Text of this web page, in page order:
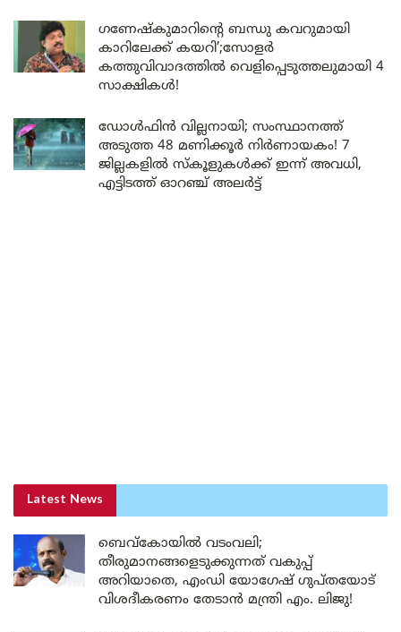
ഗണേഷ്കുമാറിന്റെ ബന്ധു കവറുമായി
കാറിലേക്ക് കയറി’;സോളർ
കത്തുവിവാദത്തിൽ വെളിപ്പെടുത്തലുമായി 4
സാക്ഷികൾ!
ഡോൾഫിൻ വില്ലനായി; സംസ്ഥാനത്ത്
അടുത്ത 48 മണിക്കൂർ നിർണായകം! 7
ജില്ലകളിൽ സ്കൂളുകൾക്ക് ഇന്ന് അവധി,
എട്ടിടത്ത് ഓറഞ്ച് അലർട്ട്
Latest News
ബെവ്കോയിൽ വടംവലി;
തീരുമാനങ്ങളെടുക്കുന്നത് വകുപ്പ്
അറിയാതെ, എംഡി യോഗേഷ് ഗുപ്തയോട്
വിശദീകരണം തേടാൻ മന്ത്രി എം. ലിജു!